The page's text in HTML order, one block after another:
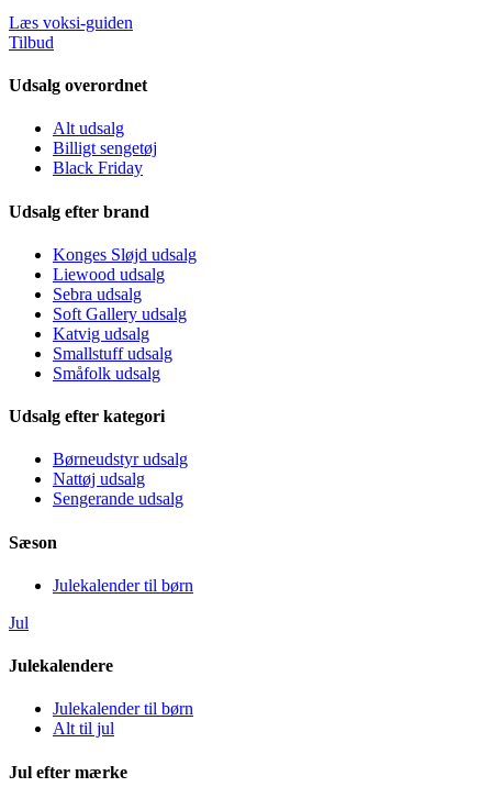
Læs voksi-guiden
Tilbud
Udsalg overordnet
Alt udsalg
Billigt sengetøj
Black Friday
Udsalg efter brand
Konges Sløjd udsalg
Liewood udsalg
Sebra udsalg
Soft Gallery udsalg
Katvig udsalg
Smallstuff udsalg
Småfolk udsalg
Udsalg efter kategori
Børneudstyr udsalg
Nattøj udsalg
Sengerande udsalg
Sæson
Julekalender til børn
Jul
Julekalendere
Julekalender til børn
Alt til jul
Jul efter mærke